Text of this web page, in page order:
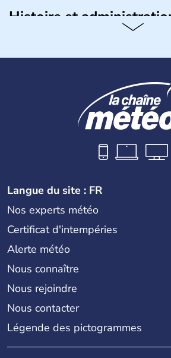
Histoire et
Biélorussie au Nord. La
remonte au 24 août 1991.
Odessa sont les principales villes
Langue du site : FR
Nos experts météo
Certificat d'intempéries
Alerte météo
Nous connaître
Nous rejoindre
Nous contacter
Légende des pictogrammes